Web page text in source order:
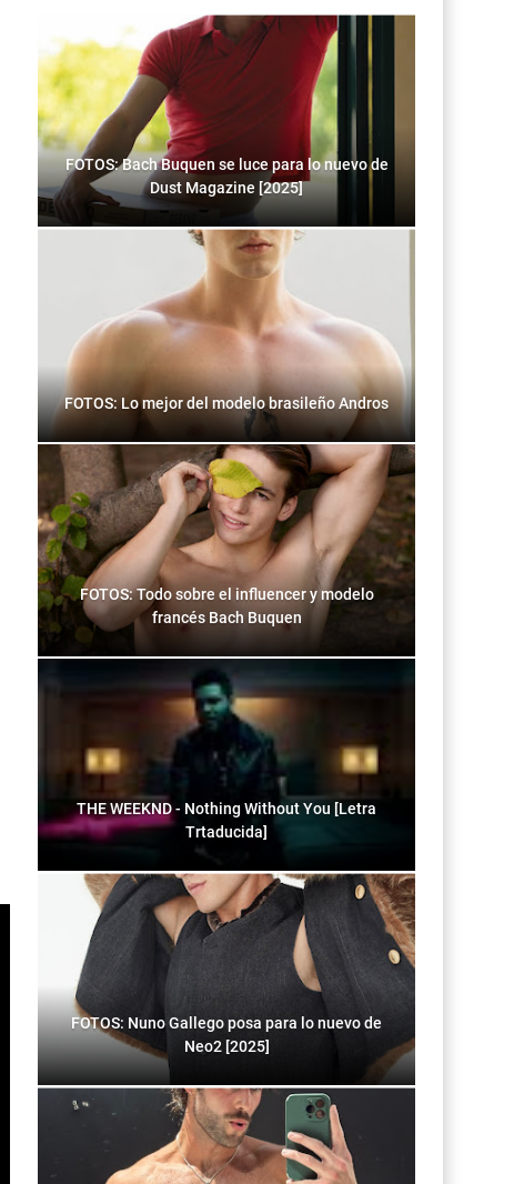
FOTOS: Bach Buquen se luce para lo nuevo de
Dust Magazine [2025]
FOTOS: Lo mejor del modelo brasileño Andros
FOTOS: Todo sobre el influencer y modelo
francés Bach Buquen
THE WEEKND - Nothing Without You [Letra
Trtaducida]
FOTOS: Nuno Gallego posa para lo nuevo de
Neo2 [2025]